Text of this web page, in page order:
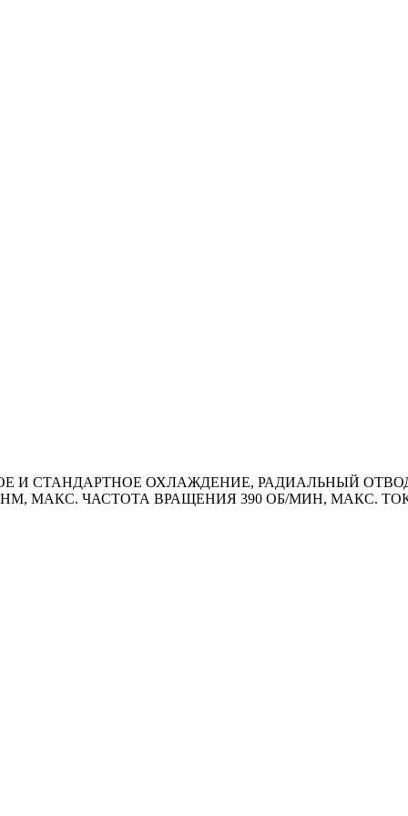
И СТАНДАРТНОЕ ОХЛАЖДЕНИЕ, РАДИАЛЬНЫЙ
МАКС. ЧАСТОТА ВРАЩЕНИЯ 390 ОБ/МИН, МАКС.